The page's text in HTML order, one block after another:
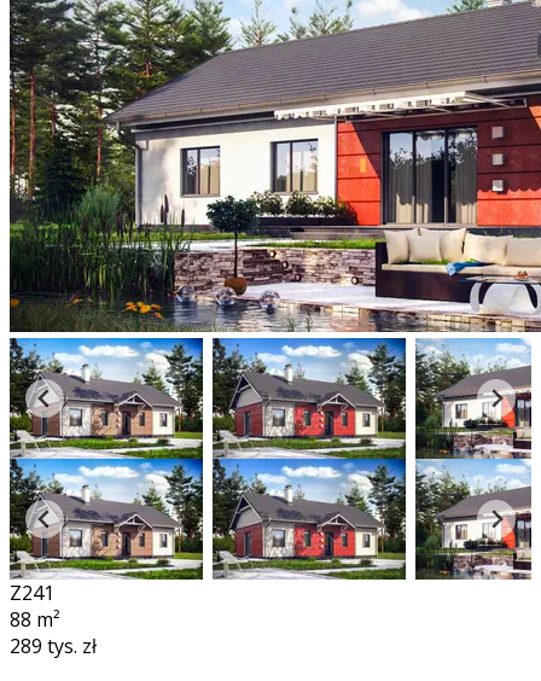
Z241
88 m²
289 tys. zł